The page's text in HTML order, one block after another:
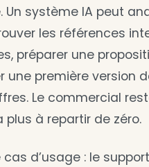
Un système IA peut
les références
préparer une
une première version
Le commercial
plus à repartir de zéro.
d’usage : le